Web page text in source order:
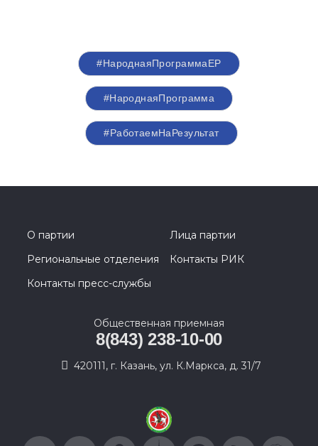
#НароднаяПрограммаЕР
#НароднаяПрограмма
#РаботаемНаРезультат
О партии
Лица партии
Региональные отделения
Контакты РИК
Контакты пресс-службы
Общественная приемная
8(843) 238-10-00
420111, г. Казань, ул. К.Маркса, д. 31/7